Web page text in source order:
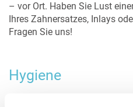
– vor Ort. Haben Sie Lust
Ihres Zahnersatzes, Inlays
Fragen Sie uns!
Hygiene
Unsere